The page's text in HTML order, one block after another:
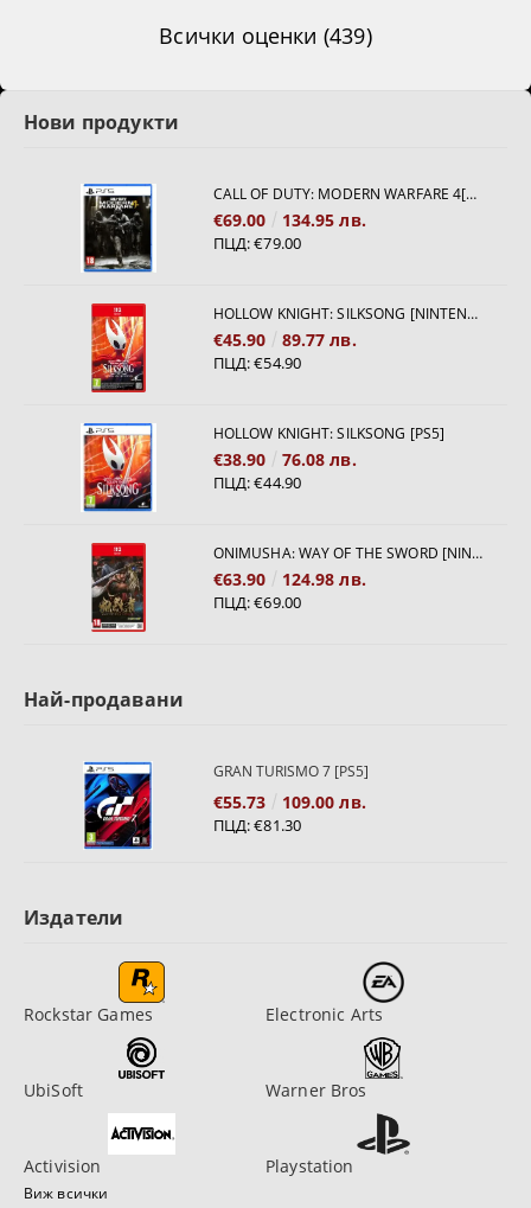
Всички оценки (439)
Нови продукти
CALL OF DUTY: MODERN WARFARE 4[PS5]
€69.00 134.95 лв.
ПЦД:€79.00
HOLLOW KNIGHT: SILKSONG [NINTENDO SWITCH 2]
€45.90 89.77 лв.
ПЦД:€54.90
HOLLOW KNIGHT: SILKSONG [PS5]
€38.90 76.08 лв.
ПЦД:€44.90
ONIMUSHA: WAY OF THE SWORD [NINTENDO SWITCH 2]
€63.90 124.98 лв.
ПЦД:€69.00
Най-продавани
GRAN TURISMO 7 [PS5]
€55.73 109.00 лв.
ПЦД:€81.30
Издатели
Rockstar Games Electronic Arts
UbiSoft Warner Bros
Activision Playstation
Виж всички